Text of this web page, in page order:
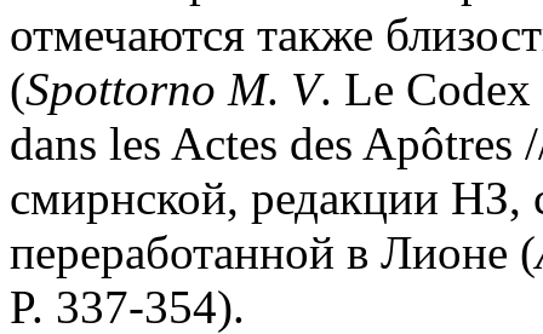
отмечаются также
(Spottorno M. V. Le Codex
dans les Actes des
смирнской, редакции НЗ,
переработанной в Лионе (
P. 337-354).